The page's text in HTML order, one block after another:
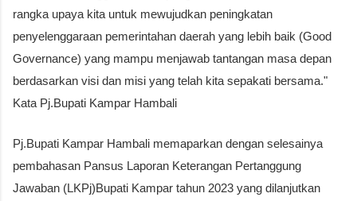
rangka upaya kita untuk mewujudkan peningkatan
penyelenggaraan pemerintahan daerah yang lebih baik (Good
Governance) yang mampu menjawab tantangan masa depan
berdasarkan visi dan misi yang telah kita sepakati bersama."
Kata Pj.Bupati Kampar Hambali
Pj.Bupati Kampar Hambali memaparkan dengan selesainya
pembahasan Pansus Laporan Keterangan Pertanggung
Jawaban (LKPj)Bupati Kampar tahun 2023 yang dilanjutkan